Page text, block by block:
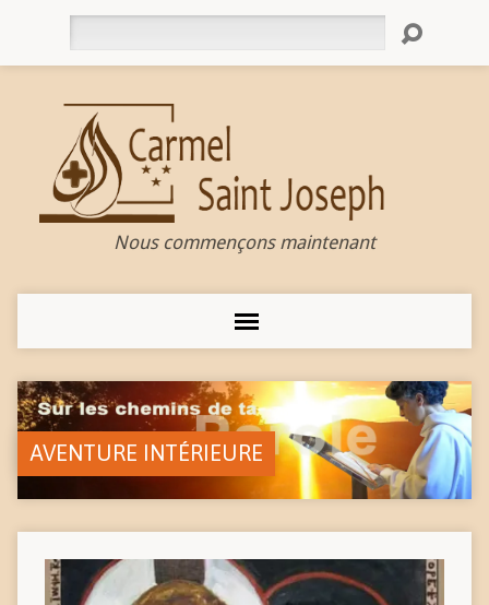
Nous commençons maintenant
AVENTURE INTÉRIEURE